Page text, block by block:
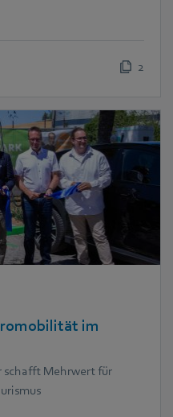
2
im
schafft Mehrwert für